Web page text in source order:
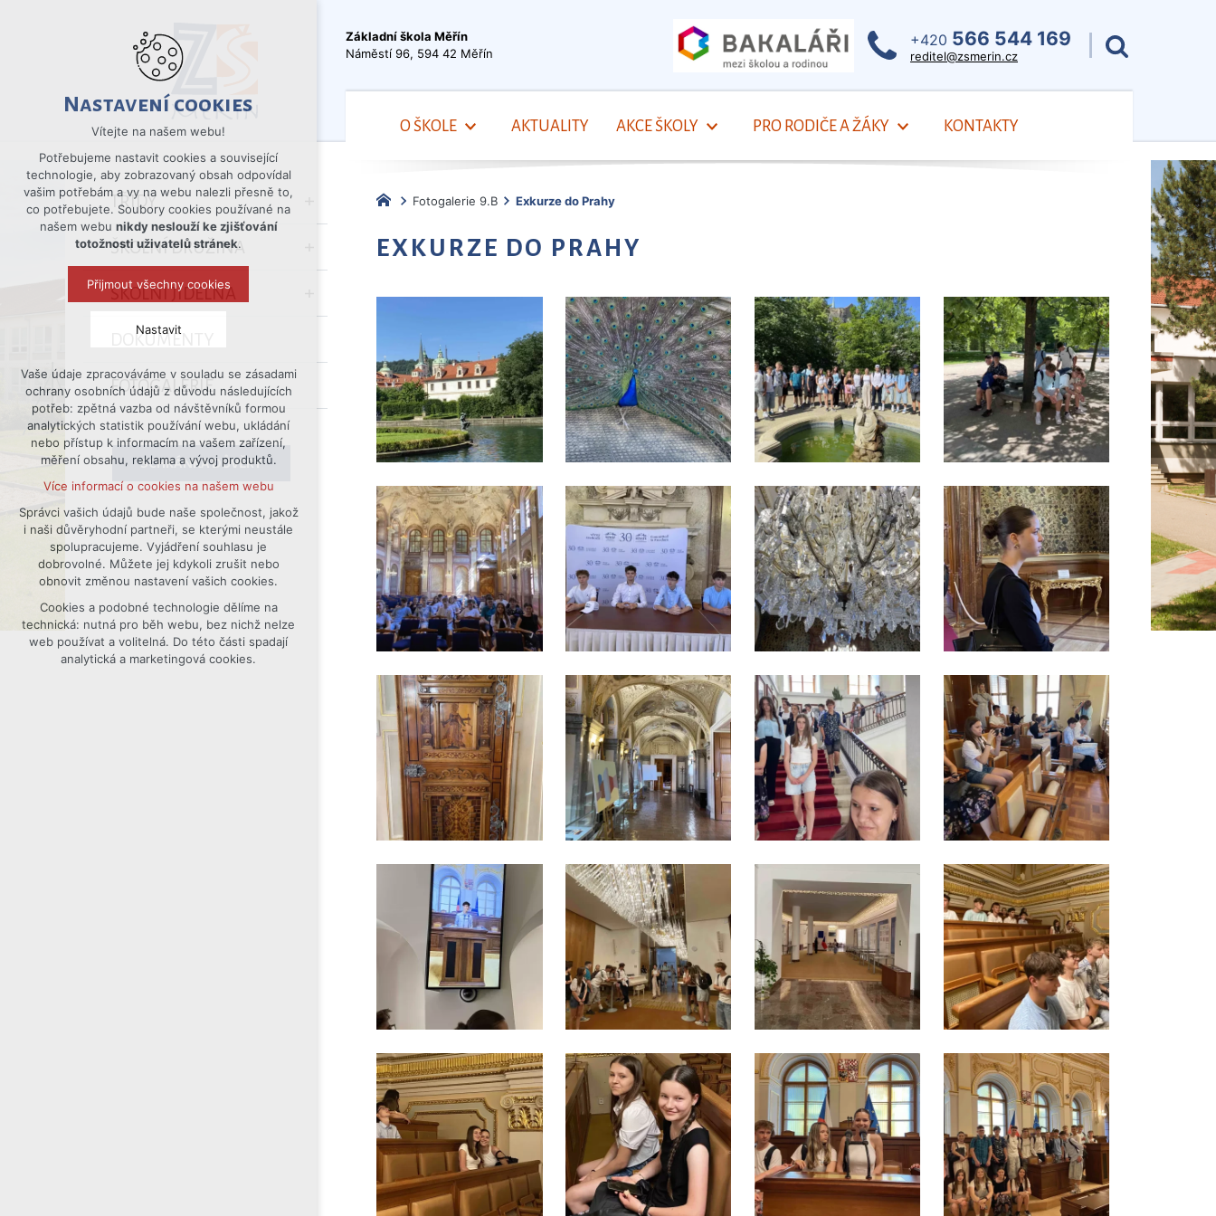
Základní škola Měřín
Náměstí 96, 594 42 Měřín
+420 566 544 169
reditel@zsmerin.cz
O ŠKOLE AKTUALITY AKCE ŠKOLY PRO RODIČE A ŽÁKY KONTAKTY
TŘÍDY
ŠKOLNÍ DRUŽINA
ŠKOLNÍ JÍDELNA
DOKUMENTY
FOTOGALERIE
SCHRÁNKA DŮVĚRY
Fotogalerie 9.B Exkurze do Prahy
EXKURZE DO PRAHY
Nastavení cookies
Vítejte na našem webu!
Potřebujeme nastavit cookies a související
technologie, aby zobrazovaný obsah odpovídal
vašim potřebám a vy na webu nalezli přesně to,
co potřebujete. Soubory cookies používané na
našem webu nikdy neslouží ke zjišťování
totožnosti uživatelů stránek.
Přijmout všechny cookies
Nastavit
Technická cookies
nutná pro provozování webu
udržení kontextu stránek (session):
případná přihlášení, volby jazyka, apod.
Volitelná cookies
analytická pro anonymizované
vyhodnocení návštěvnosti
marketingová cookies (Google)
Více informací o cookies na našem webu
Přijmout všechny cookies
Odmítnout vše
Vaše údaje zpracováváme v souladu se zásadami
ochrany osobních údajů z důvodu následujících
potřeb: zpětná vazba od návštěvníků formou
analytických statistik používání webu, ukládání
nebo přístup k informacím na vašem zařízení,
měření obsahu, reklama a vývoj produktů.
Více informací o cookies na našem webu
Správci vašich údajů bude naše společnost, jakož
i naši důvěryhodní partneři, se kterými neustále
spolupracujeme. Vyjádření souhlasu je
dobrovolné. Můžete jej kdykoli zrušit nebo
obnovit změnou nastavení vašich cookies.
Cookies a podobné technologie dělíme na
technická: nutná pro běh webu, bez nichž nelze
web používat a volitelná. Do této části spadají
analytická a marketingová cookies.